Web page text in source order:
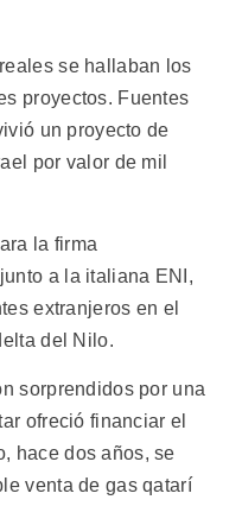
se hallaban los
proyectos. Fuentes
un proyecto de
por valor de mil
la firma
a la italiana ENI,
extranjeros en el
del Nilo.
sorprendidos por una
ofreció financiar el
hace dos años, se
venta de gas qatarí